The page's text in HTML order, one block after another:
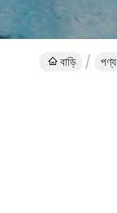
বাড়ি পণ্য